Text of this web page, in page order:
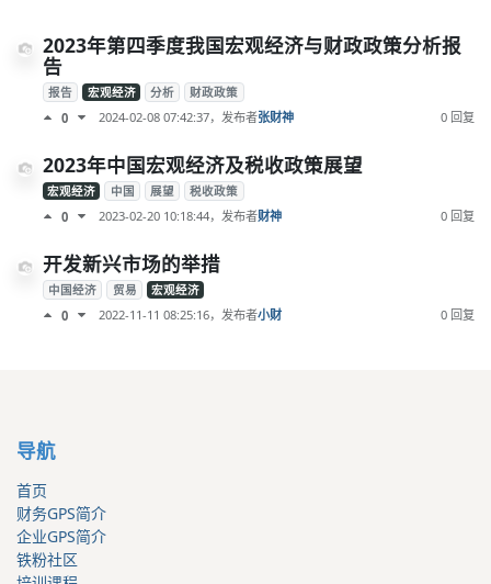
2023年第四季度我国宏观经济与财政政策分析报
告
报告 宏观经济 分析 财政政策
0 2024-02-08 07:42:37，发布者张财神 0 回复
2023年中国宏观经济及税收政策展望
宏观经济 中国 展望 税收政策
0 2023-02-20 10:18:44，发布者财神 0 回复
开发新兴市场的举措
中国经济 贸易 宏观经济
0 2022-11-11 08:25:16，发布者小财 0 回复
导航
首页
财务GPS简介
企业GPS简介
铁粉社区